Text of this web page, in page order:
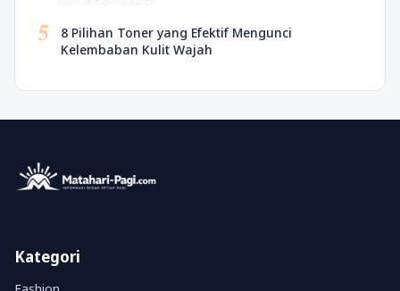
5
8 Pilihan Toner yang Efektif Mengunci
Kelembaban Kulit Wajah
Kategori